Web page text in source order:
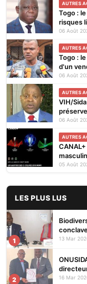
AUTRES
Togo :
risques
06 Août
AUTRES
Togo :
d'un
06 Août
AUTRES
VIH/
06 Août
AUTRES
05 Août
LES PLUS LUS
1 13 Mar
2 16 Mar